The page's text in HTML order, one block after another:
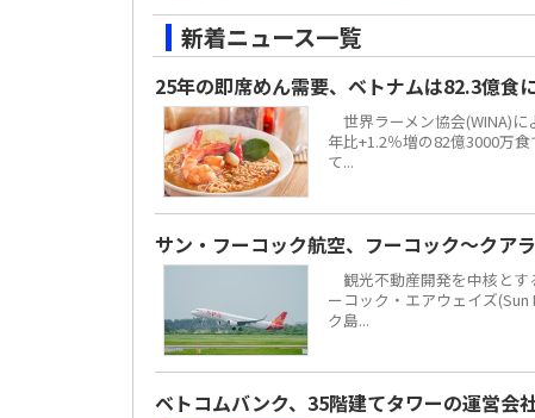
新着ニュース一覧
25年の即席めん需要、ベトナムは82.3億
世界ラーメン協会(WINA)
年比+1.2％増の82億3000万
て...
サン・フーコック航空、フーコック～クア
観光不動産開発を中核とす
ーコック・エアウェイズ
ク島...
ベトコムバンク、35階建てタワーの運営会